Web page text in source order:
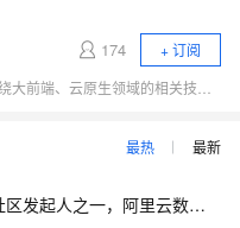
174
+ 订阅
最热 最新
【大咖问答】对话PostgreSQL 中国社区发起人之一，阿里云数据库高级专家 德哥